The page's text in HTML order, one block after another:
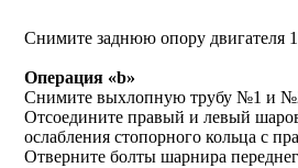
Снимите заднюю опору двигателя
Операция «b»
Снимите выхлопную трубу №1 и
Отсоедините правый и левый
ослабления стопорного кольца с
Отверните болты шарнира